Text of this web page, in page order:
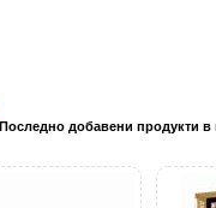
Последно добавени продукти в